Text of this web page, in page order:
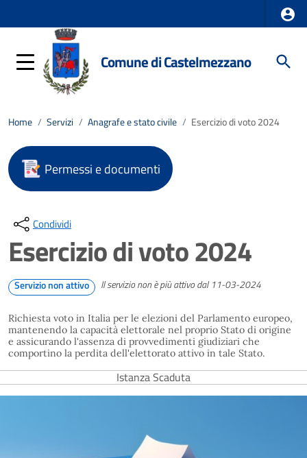
Comune di Castelmezzano
Home / Servizi / Anagrafe e stato civile / Esercizio di voto 2024
Permessi e documenti
Condividi
Esercizio di voto 2024
Servizio non attivo Il servizio non è più attivo dal 11-03-2024
Richiesta voto in Italia per le elezioni del Parlamento europeo,
mantenendo la capacità elettorale nel proprio Stato di origine
e assicurando l'assenza di provvedimenti giudiziari che
comportino la perdita dell'elettorato attivo in tale Stato.
Istanza Scaduta